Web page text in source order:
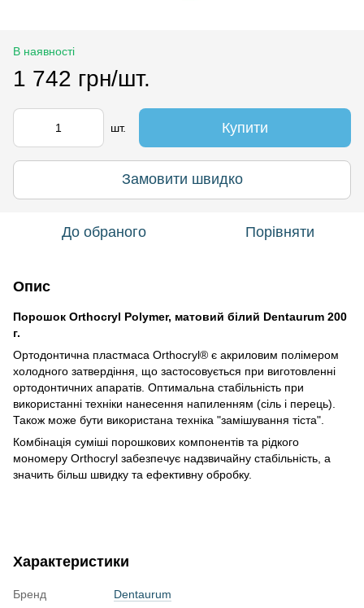
В наявності
1 742 грн/шт.
шт. Купити
Замовити швидко
До обраного Порівняти
Опис
Порошок Orthocryl Polymer, матовий білий Dentaurum 200
г.
Ортодонтична пластмаса Orthocryl® є акриловим полімером
холодного затвердіння, що застосовується при виготовленні
ортодонтичних апаратів. Оптимальна стабільність при
використанні техніки нанесення напиленням (сіль і перець).
Також може бути використана техніка "замішування тіста".
Комбінація суміші порошкових компонентів та рідкого
мономеру Orthocryl забезпечує надзвичайну стабільність, а
значить більш швидку та ефективну обробку.
Характеристики
Бренд
Dentaurum